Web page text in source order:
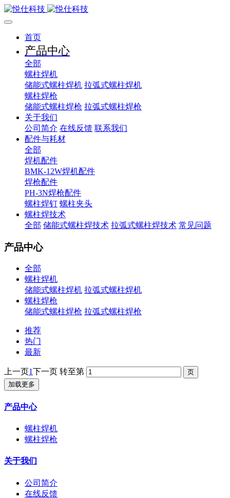
首页
产品中心
全部
螺柱焊机
储能式螺柱焊机 拉弧式螺柱焊机
螺柱焊枪
储能式螺柱焊枪 拉弧式螺柱焊枪
关于我们
公司简介 在线反馈 联系我们
配件与耗材
全部
焊机配件
BMK-12W焊机配件
焊枪配件
PH-3N焊枪配件
螺柱焊钉 螺柱夹头
螺柱焊技术
全部 储能式螺柱焊技术 拉弧式螺柱焊技术 常见问题
产品中心
全部
螺柱焊机
储能式螺柱焊机 拉弧式螺柱焊机
螺柱焊枪
储能式螺柱焊枪 拉弧式螺柱焊枪
推荐
热门
最新
上一页1下一页 转至第
加载更多
产品中心
螺柱焊机
螺柱焊枪
关于我们
公司简介
在线反馈